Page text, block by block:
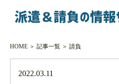
HOME＞ 記事一覧＞ 請負
2022.03.11